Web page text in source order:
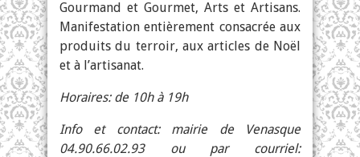
Gourmand et Gourmet, Arts et Artisans.
Manifestation entièrement consacrée aux
produits du terroir, aux articles de Noël
et à l’artisanat.
Horaires: de 10h à 19h
Info et contact: mairie de Venasque
04.90.66.02.93 ou par courriel: